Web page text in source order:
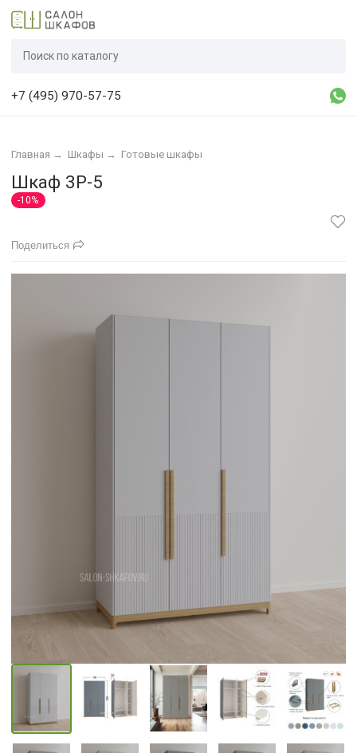
+7 (495) 970-57-75
Главная → Шкафы → Готовые шкафы
Шкаф 3Р-5
-10%
Поделиться